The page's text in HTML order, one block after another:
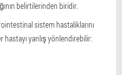
belirtilerinden biridir.
sistem hastalıklarını
hastayı yanlış yönlendirebilir: